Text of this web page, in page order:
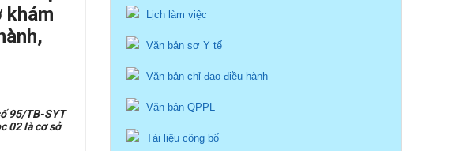
khám
95/TB-SYT
02 là cơ sở
Lịch làm việc
Văn bản sơ Y tế
Văn bản chỉ đạo điều hành
Văn bản QPPL
Tài liệu công bố